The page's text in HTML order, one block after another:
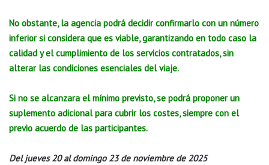
No obstante, la agencia podrá decidir confirmarlo con un número
inferior si considera que es viable, garantizando en todo caso la
calidad y el cumplimiento de los servicios contratados, sin
alterar las condiciones esenciales del viaje.
Si no se alcanzara el mínimo previsto, se podrá proponer un
suplemento adicional para cubrir los costes, siempre con el
previo acuerdo de las participantes.
Del jueves 20 al domingo 23 de noviembre de 2025